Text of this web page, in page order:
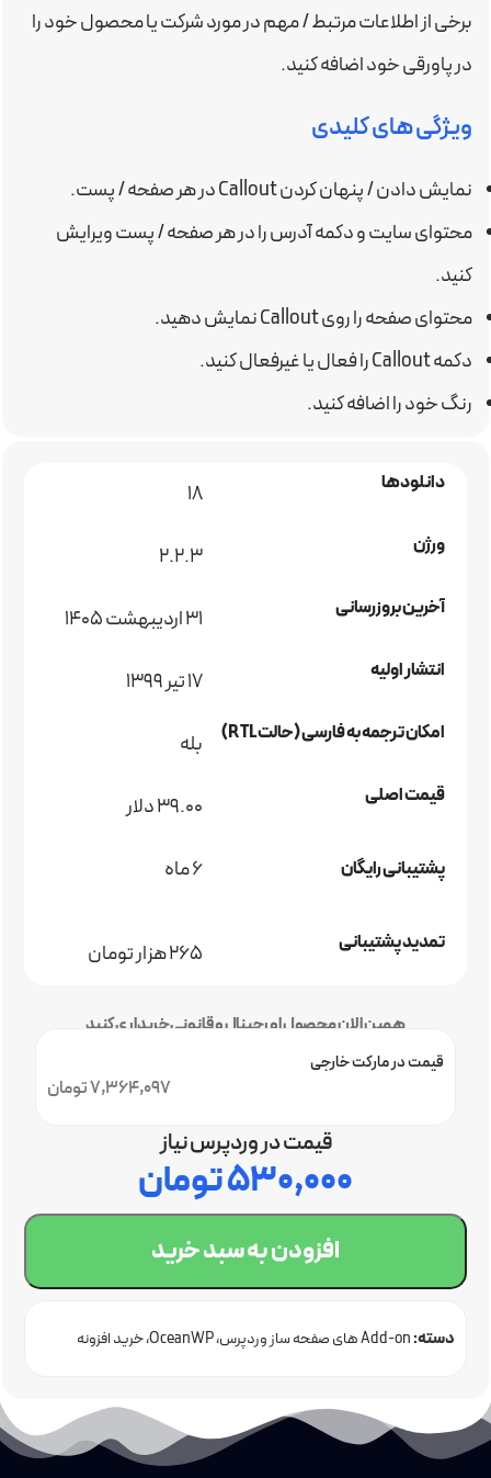
برخی از اطلاعات مرتبط / مهم در مورد شرکت یا محصول خود را
در پاورقی خود اضافه کنید.
ویژگی های کلیدی
نمایش دادن / پنهان کردن Callout در هر صفحه / پست.
محتوای سایت و دکمه آدرس را در هر صفحه / پست ویرایش
کنید.
محتوای صفحه را روی Callout نمایش دهید.
دکمه Callout را فعال یا غیرفعال کنید.
رنگ خود را اضافه کنید.
دانلودها 18
ورژن 2.2.3
آخرین بروزرسانی 31 اردیبهشت 1405
انتشار اولیه 17 تیر 1399
امکان ترجمه به فارسی (حالت RTL) بله
قیمت اصلی 39.00 دلار
پشتیبانی رایگان 6 ماه
تمدید پشتیبانی 265 هزار تومان
همین الان محصول اورجینال و قانونی خریداری کنید
7,364,097 تومان
قیمت در مارکت خارجی
قیمت در وردپرس نیاز
۵۳۰,۰۰۰تومان
افزودن به سبد خرید
دسته:Add-on های صفحه ساز وردپرس OceanWP خرید افزونه